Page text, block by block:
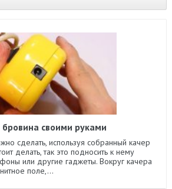
своими руками
сделать, используя собранный качер
делать, так это подносить к нему
или другие гаджеты. Вокруг качера
поле,...